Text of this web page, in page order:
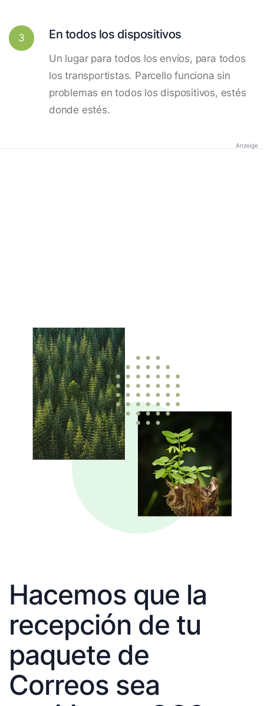
3 En todos los dispositivos
Un lugar para todos los envíos, para todos
los transportistas. Parcello funciona sin
problemas en todos los dispositivos, estés
donde estés.
Anzeige
Hacemos que la
recepción de tu
paquete de
Correos sea